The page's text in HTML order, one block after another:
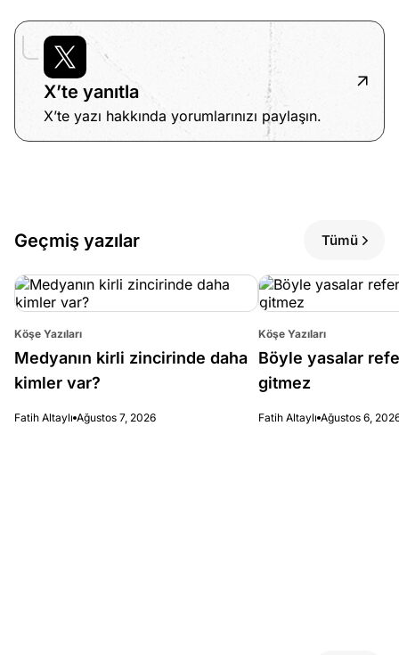
X’te yanıtla
X’te yazı hakkında yorumlarınızı paylaşın.
Geçmiş yazılar Tümü
Köşe Yazıları
Medyanın kirli zincirinde daha
kimler var?
Fatih Altaylı Ağustos 7, 2026
Köşe Yazıları
Böyle yasalar
gitmez
Fatih Altaylı Ağustos 6,